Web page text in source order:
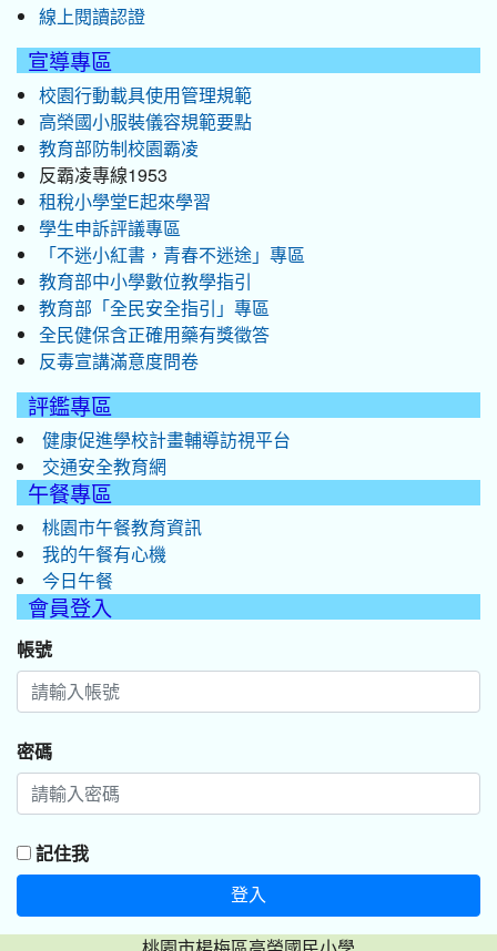
線上閱讀認證
宣導專區
校園行動載具使用管理規範
高榮國小服裝儀容規範要點
教育部防制校園霸凌
反霸凌專線1953
租稅小學堂E起來學習
學生申訴評議專區
「不迷小紅書，青春不迷途」專區
教育部中小學數位教學指引
教育部「全民安全指引」專區
全民健保含正確用藥有獎徵答
反毒宣講滿意度問卷
評鑑專區
健康促進學校計畫輔導訪視平台
交通安全教育網
午餐專區
桃園市午餐教育資訊
我的午餐有心機
今日午餐
會員登入
帳號
密碼
記住我
登入